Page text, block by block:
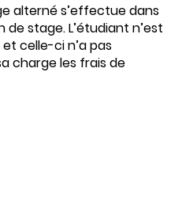
alterné s’effectue dans
stage. L’étudiant n’est
celle-ci n’a pas
charge les frais de